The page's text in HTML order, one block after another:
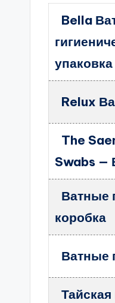
Bella
упаковка
Relux
The
Swabs —
Ватные
коробка
Ватные